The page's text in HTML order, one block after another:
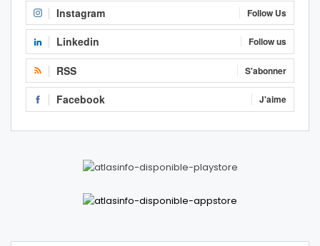
Instagram Follow Us
Linkedin Follow us
RSS S'abonner
Facebook J'aime